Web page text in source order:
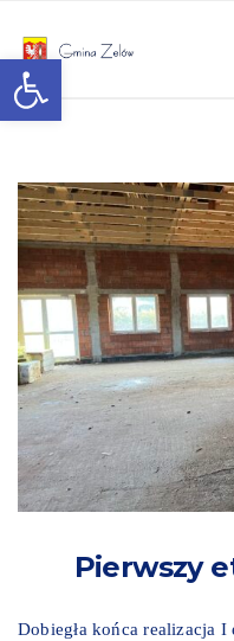
Otwórz pasek
Pierwszy
Dobiegła końca realizacja